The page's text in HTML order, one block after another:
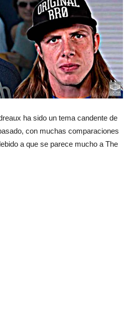
ha sido un tema candente de
con muchas comparaciones
a que se parece mucho a The